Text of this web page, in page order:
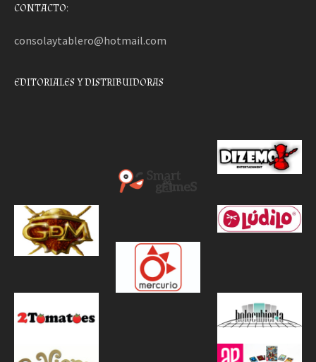
CONTACTO:
consolaytablero@hotmail.com
EDITORIALES Y DISTRIBUIDORAS